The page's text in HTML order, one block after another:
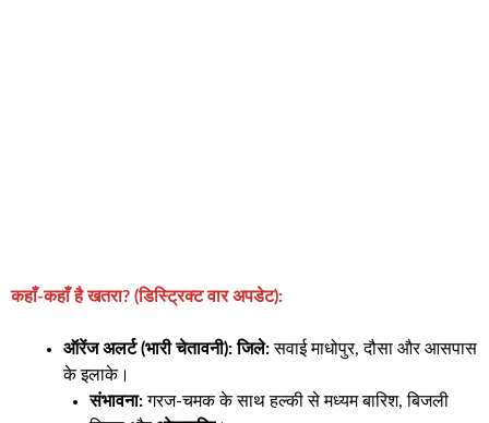
कहाँ-कहाँ है खतरा? (डिस्ट्रिक्ट वार अपडेट):
ऑरेंज अलर्ट (भारी चेतावनी): जिले:सवाई माधोपुर, दौसा और आसपास
के इलाके।
संभावना:गरज-चमक के साथ हल्की से मध्यम बारिश, बिजली